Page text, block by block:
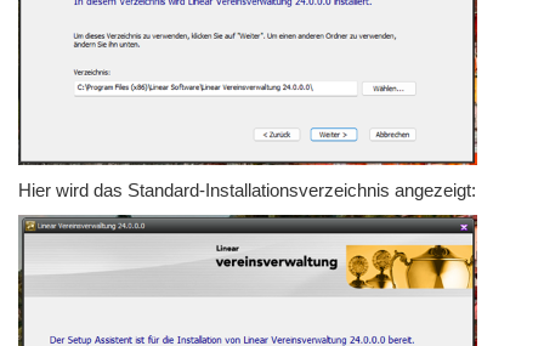
Hier wird das Standard-Installationsverzeichnis angezeigt: